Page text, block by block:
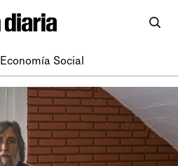
Economía Social